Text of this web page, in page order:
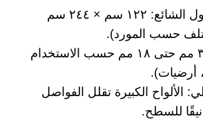
الشائع:
١٢٢ سم × ٢٤٤ سم
حسب المورد).
من ٣ مم حتى ١٨ مم حسب الاستخدام
أرضيات).
الألواح الكبيرة تقلل الفواصل
للسطح.